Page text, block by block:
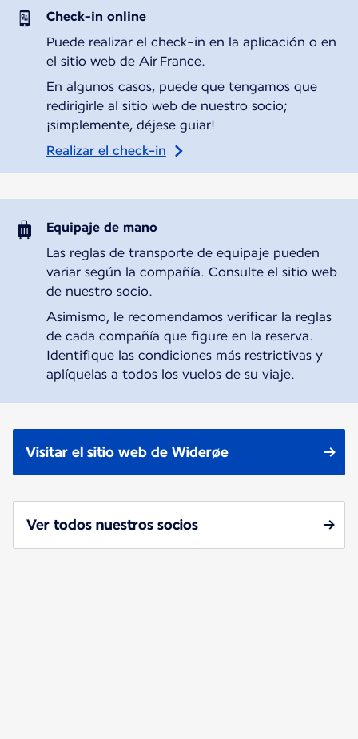
Check-in online
Puede realizar el check-in en la aplicación o en
el sitio web de Air France.
En algunos casos, puede que tengamos que
redirigirle al sitio web de nuestro socio;
¡simplemente, déjese guiar!
Realizar el check-in
Equipaje de mano
Las reglas de transporte de equipaje pueden
variar según la compañía. Consulte el sitio web
de nuestro socio.
Asimismo, le recomendamos verificar la reglas
de cada compañía que figure en la reserva.
Identifique las condiciones más restrictivas y
aplíquelas a todos los vuelos de su viaje.
Visitar el sitio web de Widerøe
Ver todos nuestros socios